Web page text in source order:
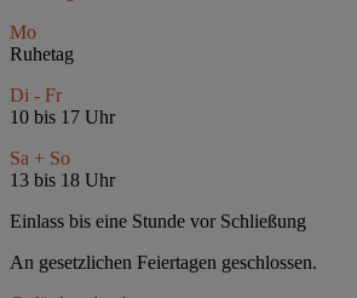
Mo
Ruhetag
Di - Fr
10 bis 17 Uhr
Sa + So
13 bis 18 Uhr
Einlass bis eine Stunde vor Schließung
An gesetzlichen Feiertagen geschlossen.